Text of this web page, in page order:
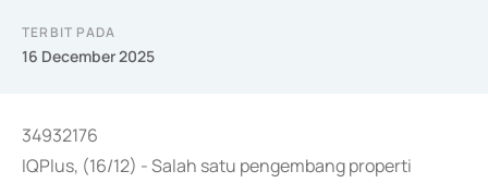
TERBIT PADA
16 December 2025
34932176
IQPlus, (16/12) - Salah satu pengembang properti